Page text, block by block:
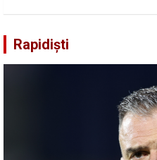
Rapidiști